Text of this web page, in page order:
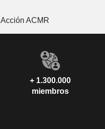
Acción ACMR
+ 1.300.000
miembros